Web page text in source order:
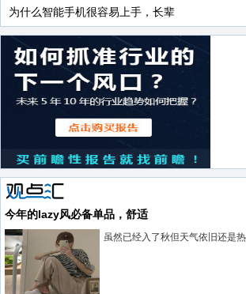
为什么智能手机很容易上手，长辈
今年的lazy风必备单品，舒适
虽然已经入了秋但天气依旧还是